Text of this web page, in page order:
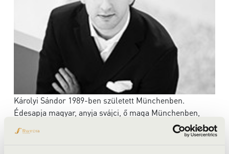
Károlyi Sándor 1989-ben született Münchenben.
Édesapja magyar, anyja svájci, ő maga Münchenben,
Genfben és Bécsben nevelkedett. Jelenleg visszatérő
vendégkarmesterként Magyarországon a MÁV